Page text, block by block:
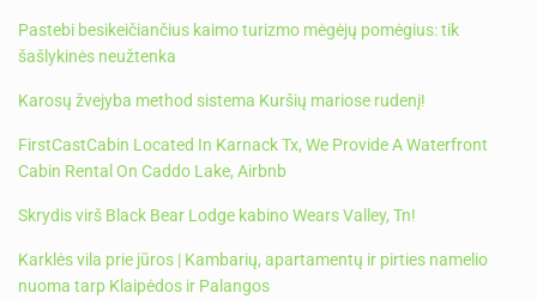
Pastebi besikeičiančius kaimo turizmo mėgėjų pomėgius: tik
šašlykinės neužtenka
Karosų žvejyba method sistema Kuršių mariose rudenį!
FirstCastCabin Located In Karnack Tx, We Provide A Waterfront
Cabin Rental On Caddo Lake, Airbnb
Skrydis virš Black Bear Lodge kabino Wears Valley, Tn!
Karklės vila prie jūros | Kambarių, apartamentų ir pirties namelio
nuoma tarp Klaipėdos ir Palangos